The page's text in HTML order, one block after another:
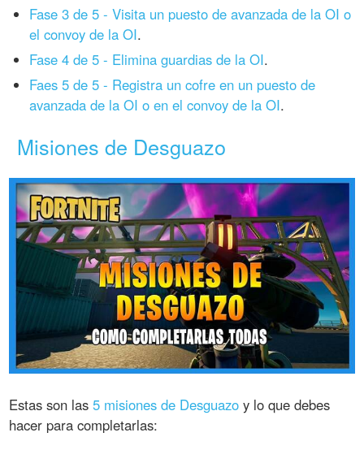
Fase 3 de 5 - Visita un puesto de avanzada de la OI o
el convoy de la OI.
Fase 4 de 5 - Elimina guardias de la OI.
Faes 5 de 5 - Registra un cofre en un puesto de
avanzada de la OI o en el convoy de la OI.
Misiones de Desguazo
Estas son las5 misiones de Desguazo y lo que debes
hacer para completarlas: